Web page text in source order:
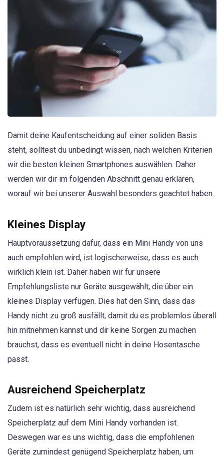
Damit deine Kaufentscheidung auf einer soliden Basis
steht, solltest du unbedingt wissen, nach welchen Kriterien
wir die besten kleinen Smartphones auswählen. Daher
werden wir dir im folgenden Abschnitt genau erklären,
worauf wir bei unserer Auswahl besonders geachtet haben.
Kleines Display
Hauptvoraussetzung dafür, dass ein Mini Handy von uns
auch empfohlen wird, ist logischerweise, dass es auch
wirklich klein ist. Daher haben wir für unsere
Empfehlungsliste nur Geräte ausgewählt, die über ein
kleines Display verfügen. Dies hat den Sinn, dass das
Handy nicht zu groß ausfällt, damit du es problemlos überall
hin mitnehmen kannst und dir keine Sorgen zu machen
brauchst, dass es eventuell nicht in deine Hosentasche
passt.
Ausreichend Speicherplatz
Zudem ist es natürlich sehr wichtig, dass ausreichend
Speicherplatz auf dem Mini Handy vorhanden ist.
Deswegen war es uns wichtig, dass die empfohlenen
Geräte zumindest genügend Speicherplatz haben, um